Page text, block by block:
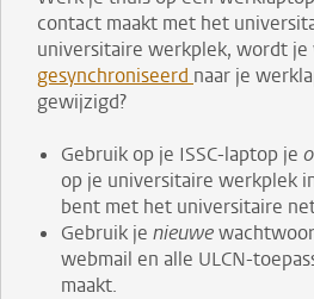
contact maakt met het
universitaire werkplek, wordt
gesynchroniseerd naar je
gewijzigd?
Gebruik op je ISSC-laptop je
op je universitaire werkplek
bent met het universitaire
Gebruik je nieuwe
webmail en alle ULCN-
maakt.